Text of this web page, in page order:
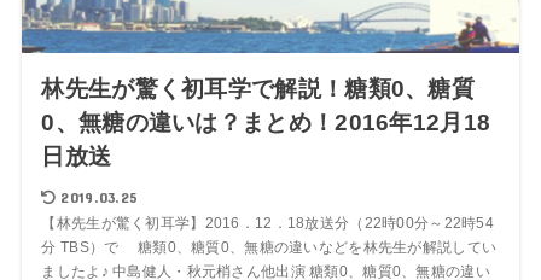
林先生が驚く初耳学で解説！糖類0、糖質
0、無糖の違いは？まとめ！2016年12月18
日放送
2019.03.25
【林先生が驚く初耳学】2016．12．18放送分（22時00分～22時54
分 TBS）で 糖類0、糖質0、無糖の違いなどを林先生が解説してい
ましたよ♪ 中島健人・秋元梢さん他出演 糖類0、糖質0、無糖の違い